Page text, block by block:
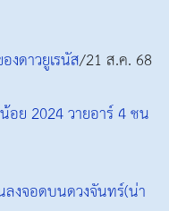
งดาวยูเรนัส/21 ส.ค. 68
อย 2024 วายอาร์ 4 ชน
งจอดบนดวงจันทร์(น่า